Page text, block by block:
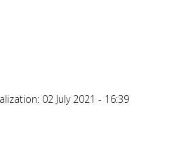
02 July 2021 - 16:39